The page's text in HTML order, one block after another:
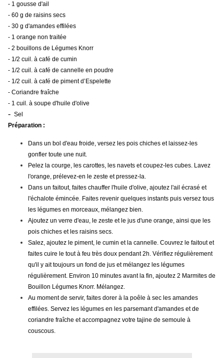
- 1 gousse d'ail
- 60 g de raisins secs
- 30 g d'amandes effilées
- 1 orange non traitée
- 2 bouillons de Légumes Knorr
- 1/2 cuil. à café de cumin
- 1/2 cuil. à café de cannelle en poudre
- 1/2 cuil. à café de piment d’Espelette
- Coriandre fraîche
- 1 cuil. à soupe d'huile d'olive
- Sel
Préparation :
Dans un bol d'eau froide, versez les pois chiches et laissez-les
gonfler toute une nuit.
Pelez la courge, les carottes, les navets et coupez-les cubes. Lavez
l'orange, prélevez-en le zeste et pressez-la.
Dans un faitout, faites chauffer l'huile d'olive, ajoutez l'ail écrasé et
l'échalote émincée. Faites revenir quelques instants puis versez tous
les légumes en morceaux, mélangez bien.
Ajoutez un verre d'eau, le zeste et le jus d'une orange, ainsi que les
pois chiches et les raisins secs.
Salez, ajoutez le piment, le cumin et la cannelle. Couvrez le faitout et
faites cuire le tout à feu très doux pendant 2h. Vérifiez régulièrement
qu'il y ait toujours un fond de jus et mélangez les légumes
régulièrement. Environ 10 minutes avant la fin, ajoutez 2 Marmites de
Bouillon Légumes Knorr. Mélangez.
Au moment de servir, faites dorer à la poêle à sec les amandes
effilées. Servez les légumes en les parsemant d'amandes et de
coriandre fraîche et accompagnez votre tajine de semoule à
couscous.